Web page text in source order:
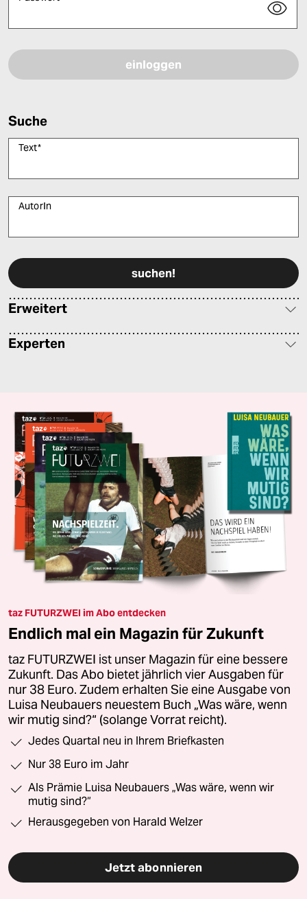
Suche
Text*
AutorIn
Erweitert
Experten
taz FUTURZWEI im Abo entdecken
Endlich mal ein Magazin für Zukunft
taz FUTURZWEI ist unser Magazin für eine bessere
Zukunft. Das Abo bietet jährlich vier Ausgaben für
nur 38 Euro. Zudem erhalten Sie eine Ausgabe von
Luisa Neubauers neuestem Buch „Was wäre, wenn
wir mutig sind?“ (solange Vorrat reicht).
Jedes Quartal neu in Ihrem Briefkasten
Nur 38 Euro im Jahr
Als Prämie Luisa Neubauers „Was wäre, wenn wir
mutig sind?“
Herausgegeben von Harald Welzer
Jetzt abonnieren